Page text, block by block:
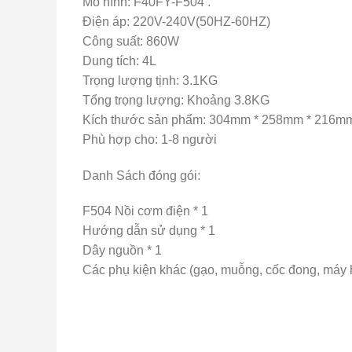
Điện áp: 220V-240V(50HZ-60HZ)
Công suất: 860W
Dung tích: 4L
Trọng lượng tịnh: 3.1KG
Tổng trọng lượng: Khoảng 3.8KG
Kích thước sản phẩm: 304mm * 258mm *
Phù hợp cho: 1-8 người
Danh Sách đóng gói:
F504 Nồi cơm điện * 1
Hướng dẫn sử dụng * 1
Dây nguồn * 1
Các phụ kiện khác (gạo, muỗng, cốc đong, máy